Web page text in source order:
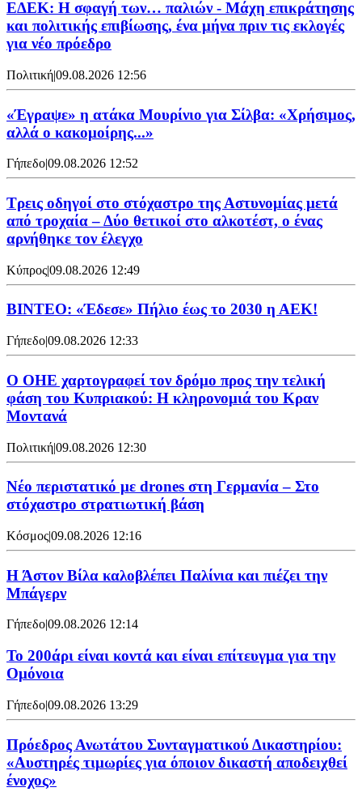
ΕΔΕΚ: Η σφαγή των… παλιών - Μάχη επικράτησης
και πολιτικής επιβίωσης, ένα μήνα πριν τις εκλογές
για νέο πρόεδρο
Πολιτική|09.08.2026 12:56
«Έγραψε» η ατάκα Μουρίνιο για Σίλβα: «Χρήσιμος,
αλλά ο κακομοίρης...»
Γήπεδο|09.08.2026 12:52
Τρεις οδηγοί στο στόχαστρο της Αστυνομίας μετά
από τροχαία – Δύο θετικοί στο αλκοτέστ, ο ένας
αρνήθηκε τον έλεγχο
Κύπρος|09.08.2026 12:49
ΒΙΝΤΕΟ: «Έδεσε» Πήλιο έως το 2030 η ΑΕΚ!
Γήπεδο|09.08.2026 12:33
Ο ΟΗΕ χαρτογραφεί τον δρόμο προς την τελική
φάση του Κυπριακού: Η κληρονομιά του Κραν
Μοντανά
Πολιτική|09.08.2026 12:30
Νέο περιστατικό με drones στη Γερμανία – Στο
στόχαστρο στρατιωτική βάση
Κόσμος|09.08.2026 12:16
Η Άστον Βίλα καλοβλέπει Παλίνια και πιέζει την
Μπάγερν
Γήπεδο|09.08.2026 12:14
Το 200άρι είναι κοντά και είναι επίτευγμα για την
Ομόνοια
Γήπεδο|09.08.2026 13:29
Πρόεδρος Ανωτάτου Συνταγματικού Δικαστηρίου:
«Αυστηρές τιμωρίες για όποιον δικαστή αποδειχθεί
ένοχος»